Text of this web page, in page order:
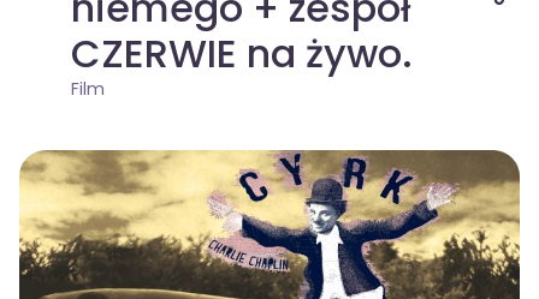
CZERWIE na żywo.
Film